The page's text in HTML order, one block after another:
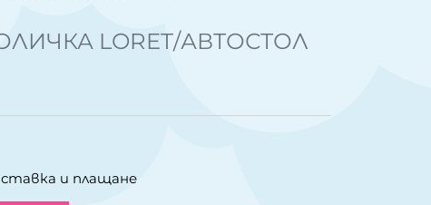
LORET/АВТОСТОЛ
и плащане